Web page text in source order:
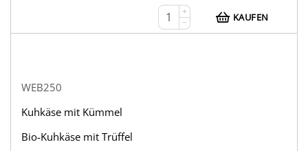
+
−
KAUFEN
WEB250
Kuhkäse mit Kümmel
Bio-Kuhkäse mit Trüffel